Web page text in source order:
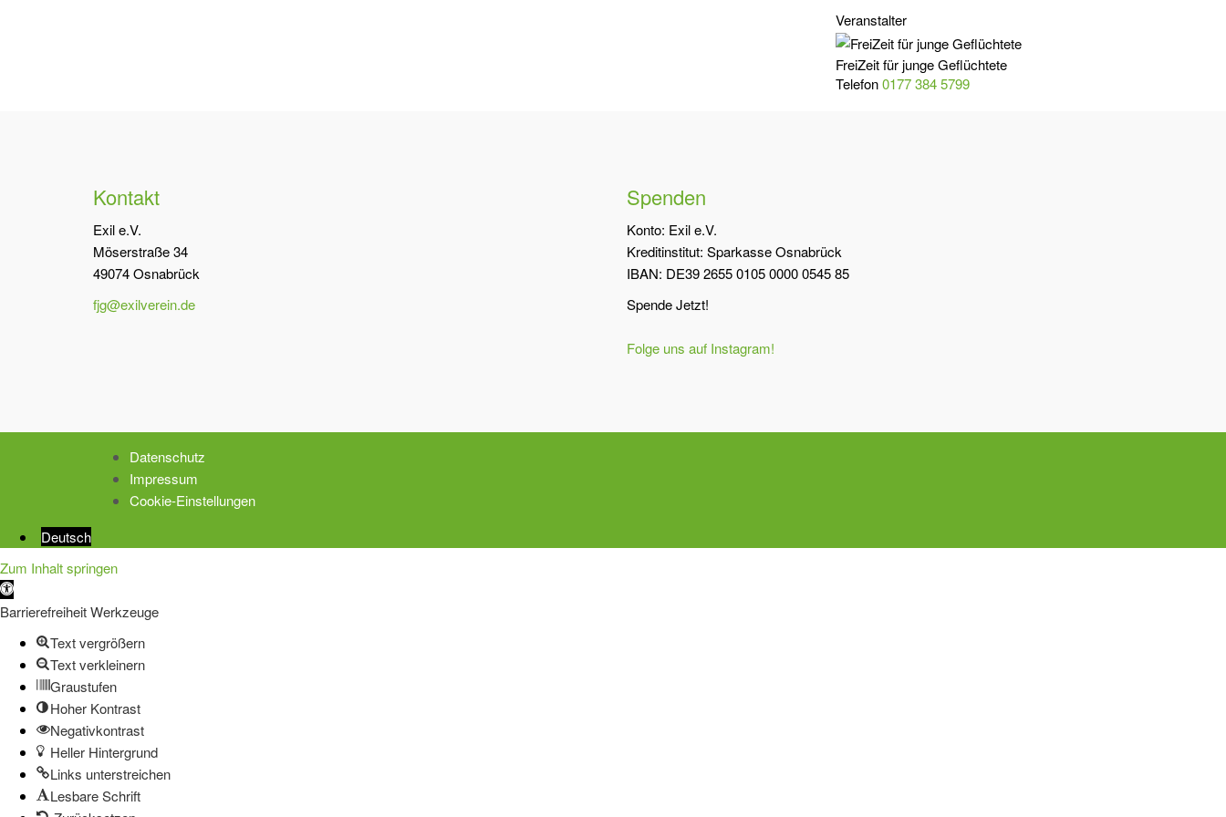
Veranstalter
FreiZeit für junge Geflüchtete
Telefon0177 384 5799
Kontakt
Exil e.V.
Möserstraße 34
49074 Osnabrück
fjg@exilverein.de
Spenden
Konto: Exil e.V.
Kreditinstitut: Sparkasse Osnabrück
IBAN: DE39 2655 0105 0000 0545 85
Spende Jetzt!
Folge uns auf Instagram!
Datenschutz
Impressum
Cookie-Einstellungen
Deutsch
Zum Inhalt springen
Werkzeugleiste
öffnen
Barrierefreiheit Werkzeuge
Text vergrößern
Text verkleinern
Graustufen
Hoher Kontrast
Negativkontrast
Heller Hintergrund
Links unterstreichen
Lesbare Schrift